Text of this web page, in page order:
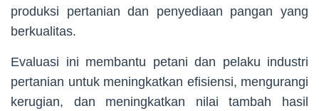
produksi pertanian dan penyediaan pangan yang
berkualitas.
Evaluasi ini membantu petani dan pelaku industri
pertanian untuk meningkatkan efisiensi, mengurangi
kerugian, dan meningkatkan nilai tambah hasil